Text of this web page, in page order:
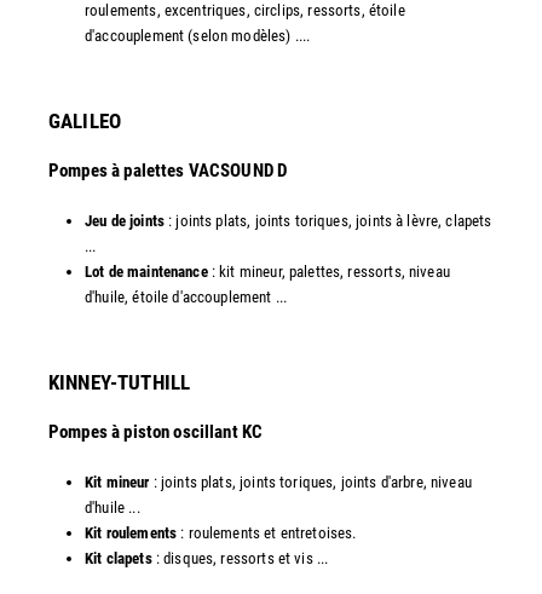
roulements, excentriques, circlips, ressorts, étoile
d'accouplement (selon modèles) ....​
GALILEO
Pompes à palettes VACSOUND D
Jeu de joints : joints plats, joints toriques, joints à lèvre, clapets
...
Lot de maintenance: kit mineur, palettes, ressorts, niveau
d'huile, étoile d'accouplement ...​​
KINNEY-TUTHILL
Pompes à piston oscillant KC
Kit mineur : joints plats, joints toriques, joints d'arbre, niveau
d'huile ...
Kit roulements : roulements et entretoises.
Kit clapets: disques, ressorts et vis ...